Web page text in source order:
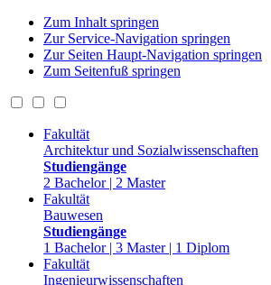
Zum Inhalt springen
Zur Service-Navigation springen
Zur Seiten Haupt-Navigation springen
Zum Seitenfuß springen
Fakultät
Architektur und Sozialwissenschaften
Studiengänge
2 Bachelor | 2 Master
Fakultät
Bauwesen
Studiengänge
1 Bachelor | 3 Master | 1 Diplom
Fakultät
Ingenieurwissenschaften